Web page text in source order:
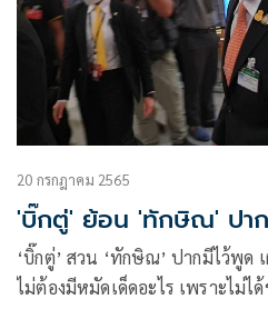
20 กรกฎาคม 2565
'บิ๊กตู่' ย้อน 'ทักษิณ' ปา
‘บิ๊กตู่’ สวน ‘ทักษิณ’ ปากมีไว้พูด
ไม่ต้องมีหมัดเด็ดอะไร เพราะไม่ไ